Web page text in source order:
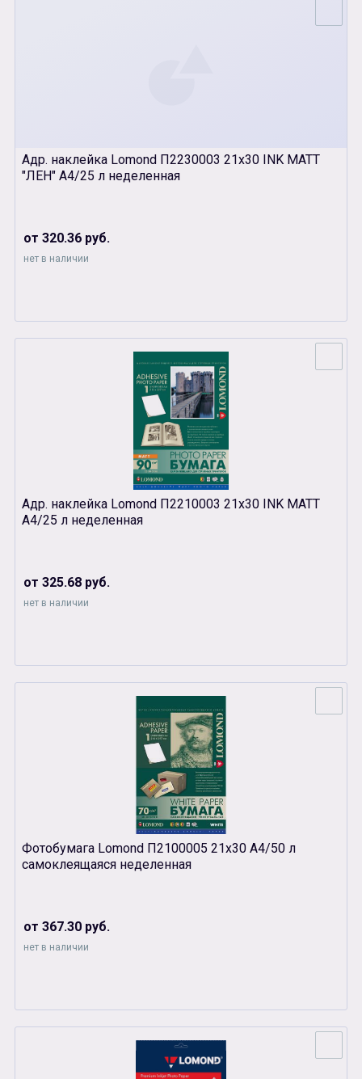
Адр. наклейка Lomond П2230003 21х30 INK MATT
"ЛЕН" А4/25 л неделенная
от 320.36 руб.
нет в наличии
Адр. наклейка Lomond П2210003 21х30 INK MATT
А4/25 л неделенная
от 325.68 руб.
нет в наличии
Фотобумага Lomond П2100005 21х30 А4/50 л
самоклеящаяся неделенная
от 367.30 руб.
нет в наличии